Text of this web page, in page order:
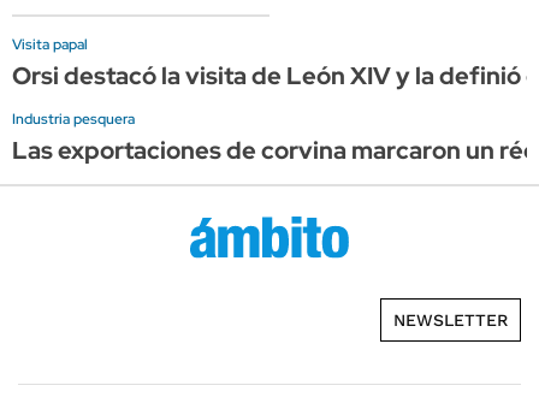
Visita papal
Orsi destacó la visita de León XIV y la definió
Industria pesquera
Las exportaciones de corvina marcaron un
NEWSLETTER